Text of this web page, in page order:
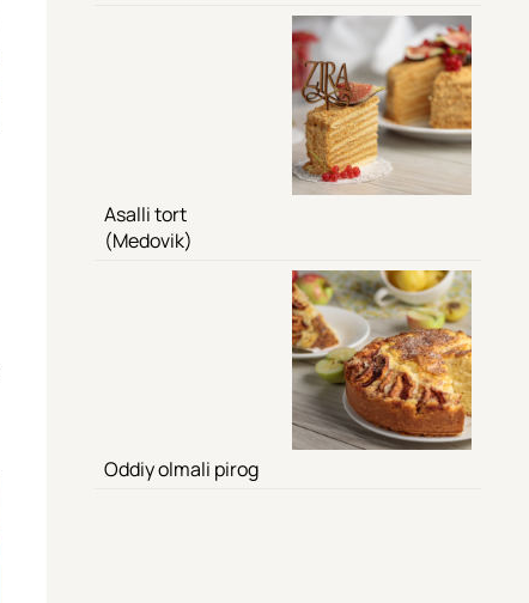
Asalli tort
(Medovik)
Oddiy olmali pirog